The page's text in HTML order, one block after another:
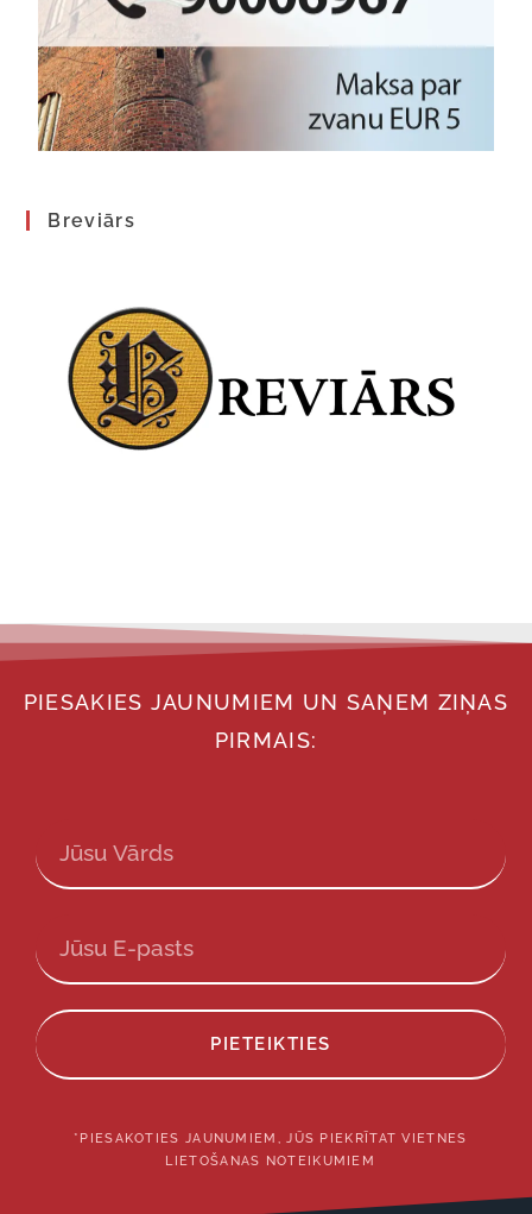
Breviārs
PIESAKIES JAUNUMIEM UN SAŅEM ZIŅAS
PIRMAIS:
PIETEIKTIES
*PIESAKOTIES JAUNUMIEM, JŪS PIEKRĪTAT VIETNES
LIETOŠANAS NOTEIKUMIEM